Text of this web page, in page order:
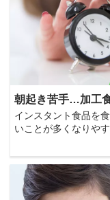
朝起き苦手…加工
インスタント食品を
いことが多くなりや